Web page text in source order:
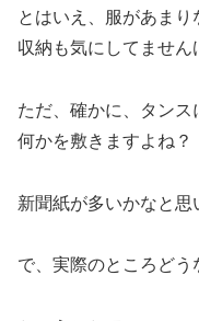
とはいえ、服があまり
収納も気にしてません
ただ、確かに、タンス
何かを敷きますよね？
新聞紙が多いかなと思
で、実際のところどう